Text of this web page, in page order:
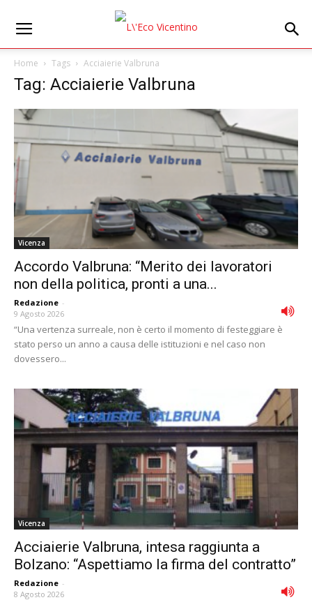
Home Tags Acciaierie Valbruna
Tag: Acciaierie Valbruna
Vicenza
Accordo Valbruna: “Merito dei lavoratori
non della politica, pronti a una...
Redazione -
9 Agosto 2026
“Una vertenza surreale, non è certo il momento di festeggiare è
stato perso un anno a causa delle istituzioni e nel caso non
dovessero...
Vicenza
Acciaierie Valbruna, intesa raggiunta a
Bolzano: “Aspettiamo la firma del contratto”
Redazione -
8 Agosto 2026